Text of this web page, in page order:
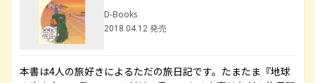
D-Books
2018.04.12 発売
本書は4人の旅好きによるただの旅日記です。たまたま『地球